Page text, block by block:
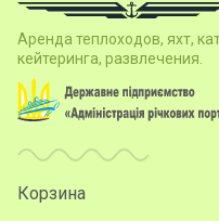
Аренда теплоходов, яхт,
кейтеринга, развлечения.
Корзина